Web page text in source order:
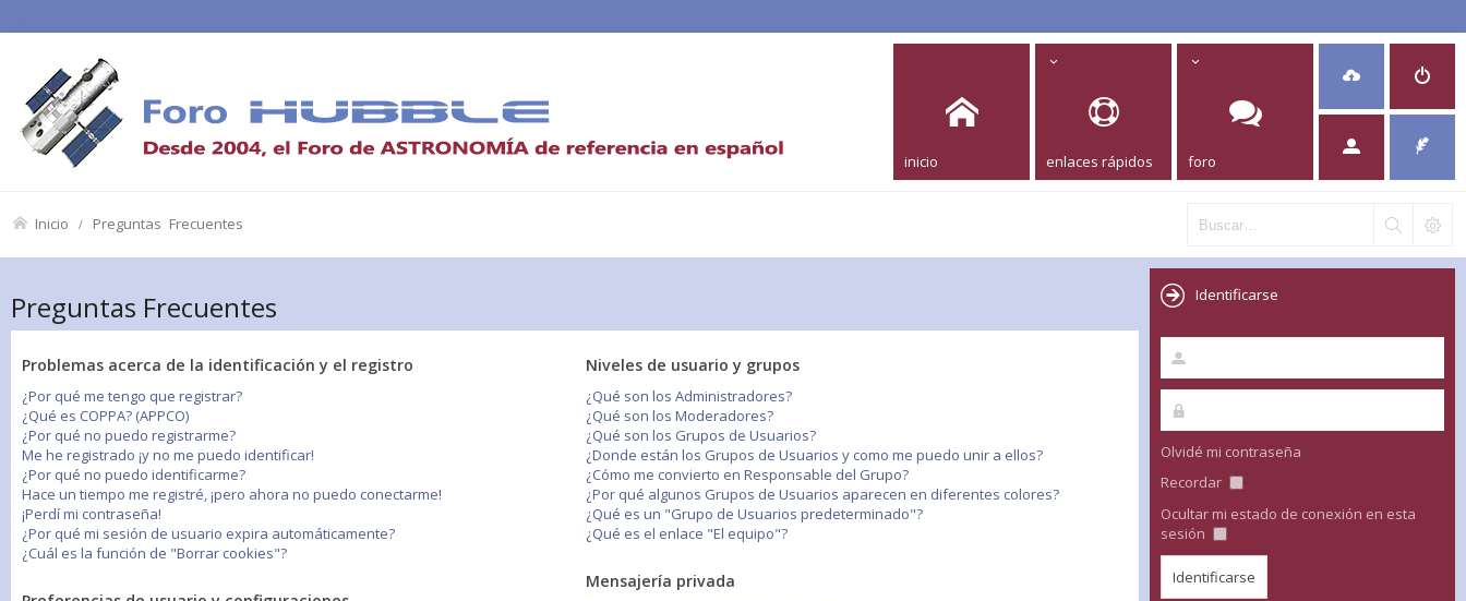
inicio enlaces rápidos foro
Inicio Preguntas Frecuentes
Preguntas Frecuentes
Problemas acerca de la identificación y el registro
¿Por qué me tengo que registrar?
¿Qué es COPPA? (APPCO)
¿Por qué no puedo registrarme?
Me he registrado ¡y no me puedo identificar!
¿Por qué no puedo identificarme?
Hace un tiempo me registré, ¡pero ahora no puedo conectarme!
¡Perdí mi contraseña!
¿Por qué mi sesión de usuario expira automáticamente?
¿Cuál es la función de "Borrar cookies"?
Niveles de usuario y grupos
¿Qué son los Administradores?
¿Qué son los Moderadores?
¿Qué son los Grupos de Usuarios?
¿Donde están los Grupos de Usuarios y como me puedo unir a ellos?
¿Cómo me convierto en Responsable del Grupo?
¿Por qué algunos Grupos de Usuarios aparecen en diferentes colores?
¿Qué es un "Grupo de Usuarios predeterminado"?
¿Qué es el enlace "El equipo"?
Mensajería privada
Identificarse
Olvidé mi contraseña
Recordar
Ocultar mi estado de conexión en esta
sesión